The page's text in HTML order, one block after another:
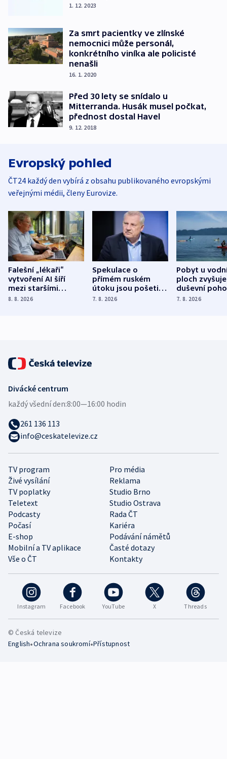
1. 12. 2023
Za smrt pacientky ve zlínské
nemocnici může personál,
konkrétního viníka ale policisté
nenašli
16. 1. 2020
Před 30 lety se snídalo u
Mitterranda. Husák musel počkat,
přednost dostal Havel
9. 12. 2018
Evropský pohled
ČT24 každý den vybírá z obsahu publikovaného evropskými
veřejnými médii, členy Eurovize.
Falešní „lékaři“
vytvoření AI šíří
mezi staršími
Poláky nebezpečné
8. 8. 2026
Spekulace o
přímém ruském
útoku jsou pošetilé,
míní estonský
7. 8. 2026
Pobyt u
ploch zvyšuje
duševní
ukázala
7. 8. 2026
Instagram Facebook YouTube X Threads
TV program
Pro média
Živé vysílání
Reklama
TV poplatky
Studio Brno
Teletext
Studio Ostrava
Podcasty
Rada ČT
Počasí
Kariéra
E-shop
Podávání námětů
Mobilní a TV aplikace
Časté dotazy
Vše o ČT
Kontakty
Divácké centrum
každý všední den:8:00—16:00 hodin
261 136 113
info@ceskatelevize.cz
© Česká televize
English•Ochrana soukromí•Přístupnost